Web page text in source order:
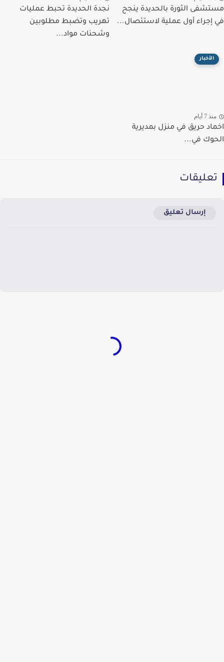
الثورة بالحديدة ينجح
أول عملية لاستئصال...
نجدة الحديدة تحبط عمليات
تهريب وتضبط مطلوبين
وشحنات مواد...
الأخبار
7 أيام
حريق في منزل بمديرية
في...
إرسال تعليق